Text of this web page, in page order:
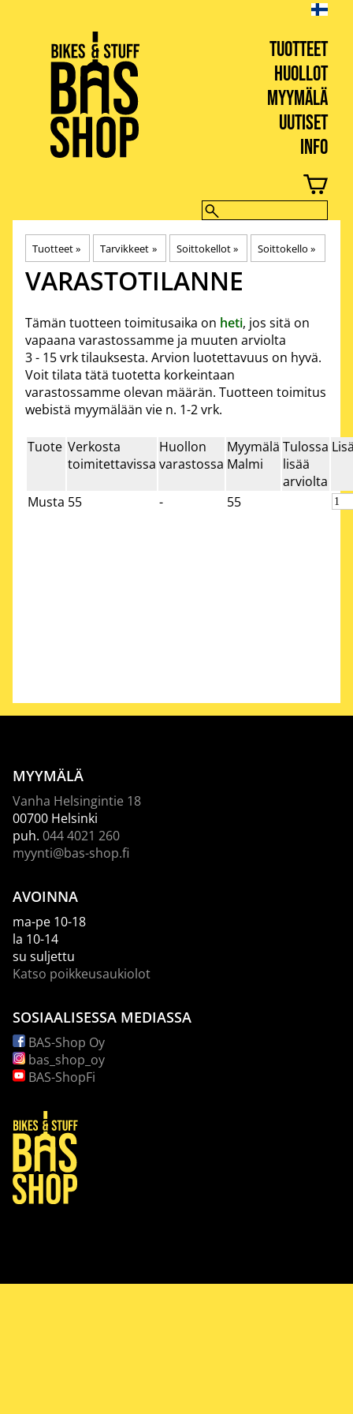
TUOTTEET
HUOLLOT
MYYMÄLÄ
UUTISET
INFO
BIKES & STUFF
Tuotteet‪» Tarvikkeet ‪» Soittokellot‪» Soittokello ‪»
VARASTOTILANNE
Tämän tuotteen toimitusaika on heti, jos sitä on
vapaana varastossamme ja muuten arviolta
3 - 15 vrktilauksesta. Arvion luotettavuus on hyvä.
Voit tilata tätä tuotetta korkeintaan
varastossamme olevan määrän. Tuotteen toimitus
webistä myymälään vie n. 1-2 vrk.
Tuote Verkosta
toimitettavissa
Huollon
varastossa
Myymälä
Malmi
Tulossa
lisää
arviolta
Musta 55 - 55
MYYMÄLÄ
Vanha Helsingintie 18
00700 Helsinki
puh. 044 4021 260
myynti@bas-shop.fi
AVOINNA
ma-pe 10-18
la 10-14
su suljettu
Katso poikkeusaukiolot
SOSIAALISESSA MEDIASSA
BAS-Shop Oy
bas_shop_oy
BAS-ShopFi